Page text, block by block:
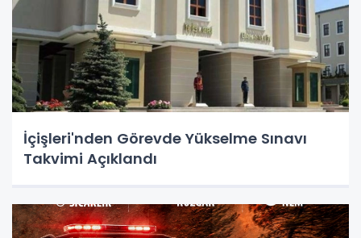
İçişleri'nden Görevde Yükselme Sınavı
Takvimi Açıklandı